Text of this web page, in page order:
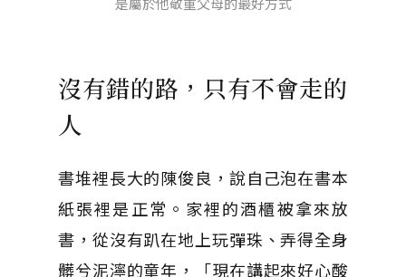
沒有錯的路，只有不會走的
人
書堆裡長大的陳俊良，說自己泡在書本
紙張裡是正常。家裡的酒櫃被拿來放
書，從沒有趴在地上玩彈珠、弄得全身
髒兮泥濘的童年，「現在講起來好心酸